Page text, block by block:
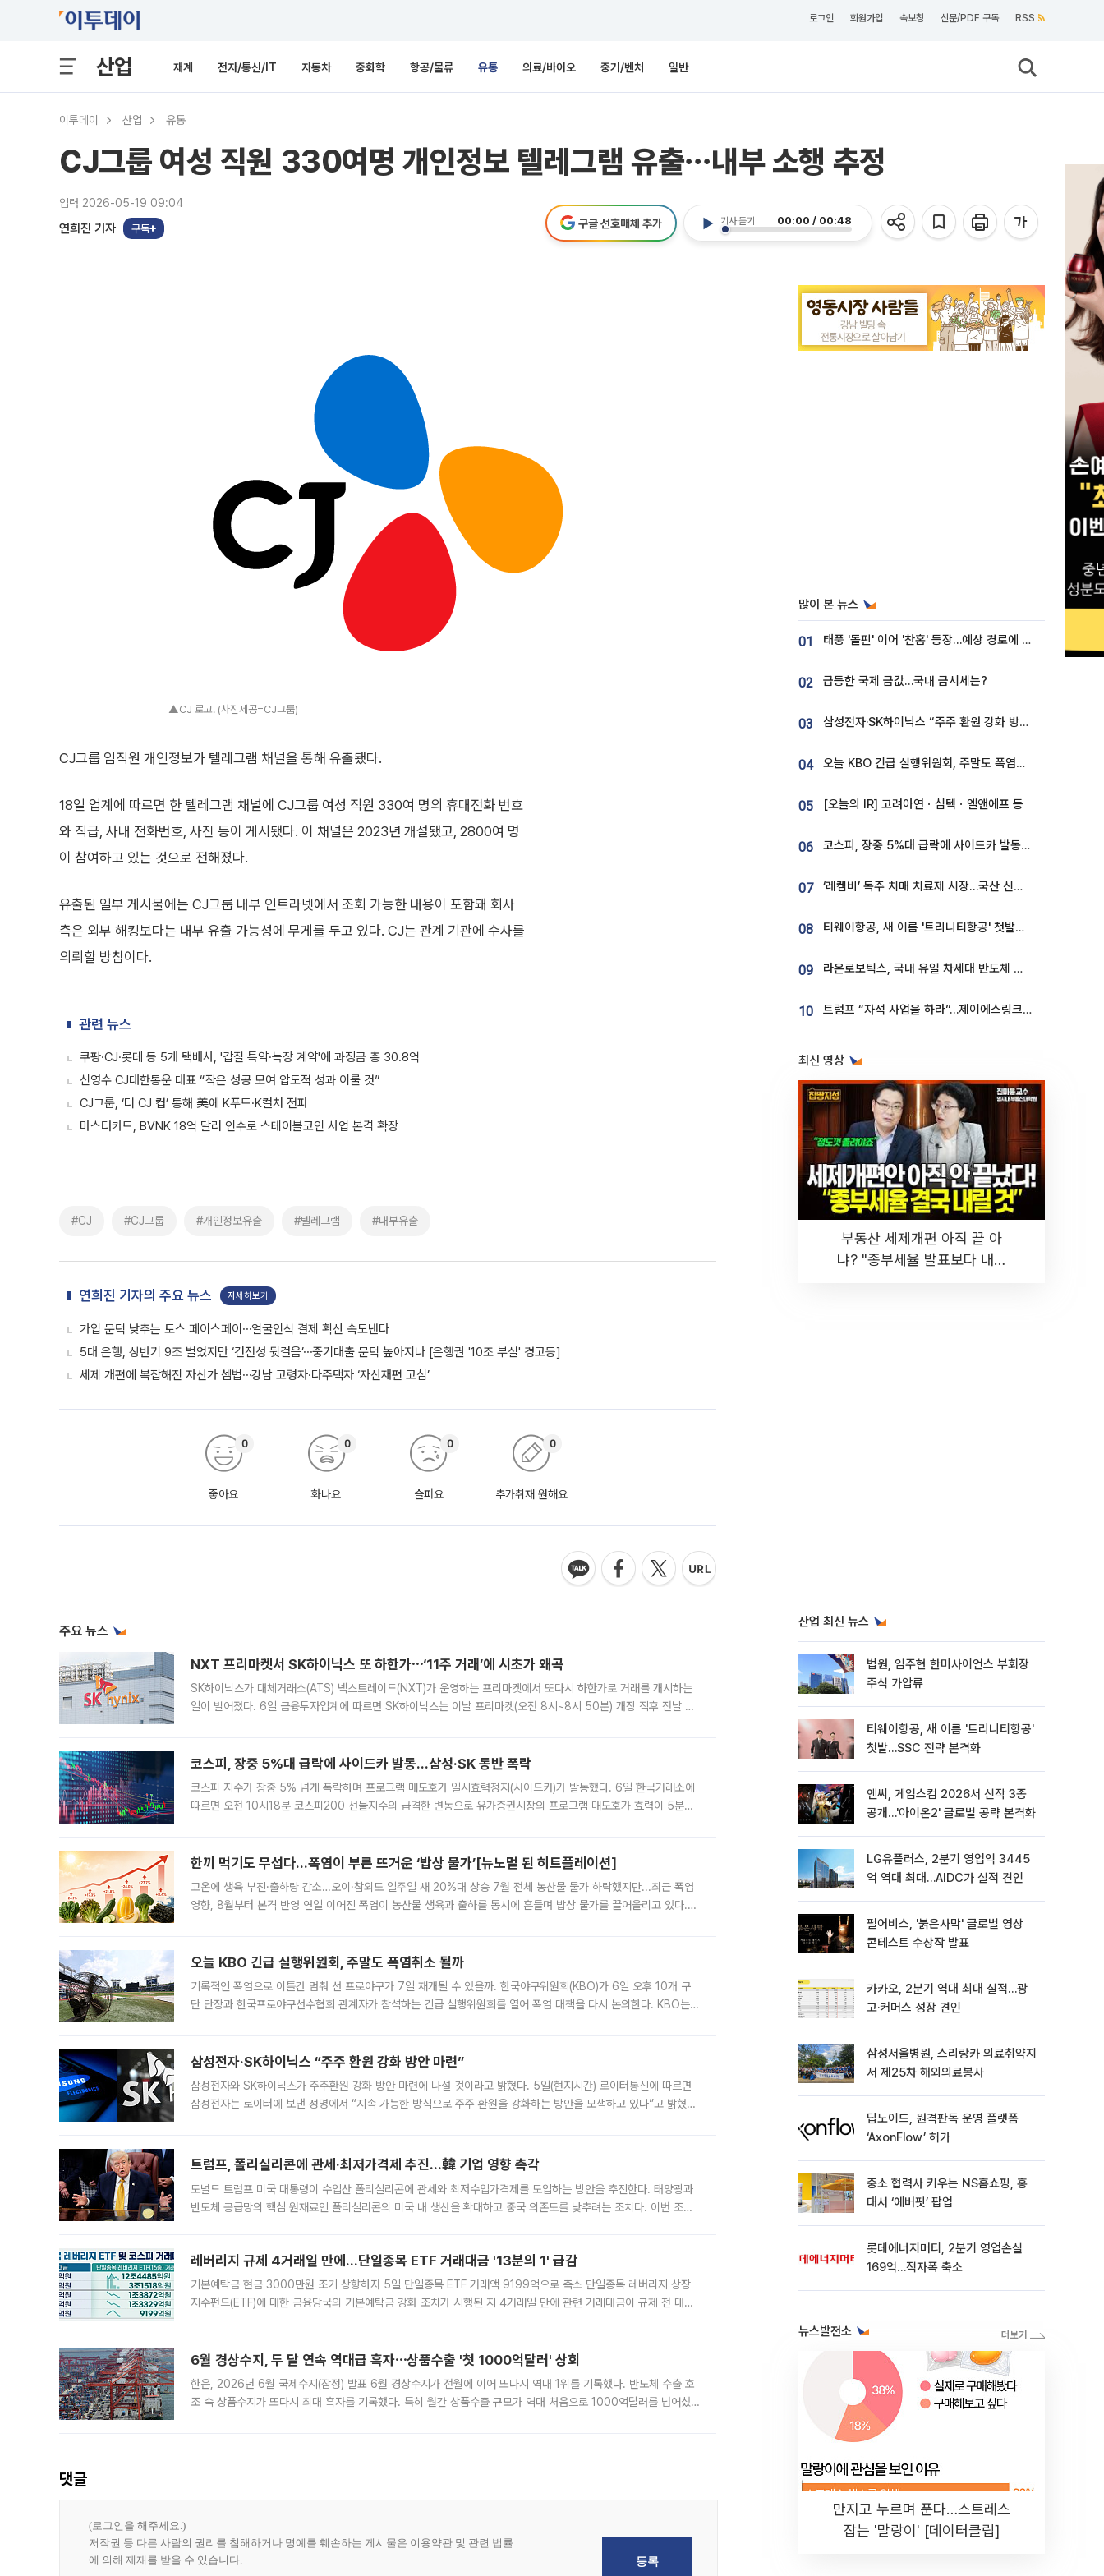
로그인 회원가입 속보창 신문/PDF 구독 RSS
산업 재계 전자/통신/IT 자동차 중화학 항공/물류 유통 의료/바이오 중기/벤처 일반
이투데이 산업 유통
CJ그룹 여성 직원 330여명 개인정보 텔레그램 유출⋯내부 소행 추정
입력 2026-05-19 09:04
연희진 기자 구독
기사 듣기 00:00 / 00:48
구글 선호매체 추가
▲CJ 로고. (사진제공=CJ그룹)
CJ그룹 임직원 개인정보가 텔레그램 채널을 통해 유출됐다.
18일 업계에 따르면 한 텔레그램 채널에 CJ그룹 여성 직원 330여 명의 휴대전화 번호
와 직급, 사내 전화번호, 사진 등이 게시됐다. 이 채널은 2023년 개설됐고, 2800여 명
이 참여하고 있는 것으로 전해졌다.
유출된 일부 게시물에는 CJ그룹 내부 인트라넷에서 조회 가능한 내용이 포함돼 회사
측은 외부 해킹보다는 내부 유출 가능성에 무게를 두고 있다. CJ는 관계 기관에 수사를
의뢰할 방침이다.
관련 뉴스
쿠팡·CJ·롯데 등 5개 택배사, '갑질 특약·늑장 계약'에 과징금 총 30.8억
신영수 CJ대한통운 대표 “작은 성공 모여 압도적 성과 이룰 것”
CJ그룹, ‘더 CJ 컵’ 통해 美에 K푸드·K컬처 전파
마스터카드, BVNK 18억 달러 인수로 스테이블코인 사업 본격 확장
#CJ #CJ그룹 #개인정보유출 #텔레그램 #내부유출
연희진 기자의 주요 뉴스 자세히보기
가입 문턱 낮추는 토스 페이스페이⋯얼굴인식 결제 확산 속도낸다
5대 은행, 상반기 9조 벌었지만 ‘건전성 뒷걸음’⋯중기대출 문턱 높아지나 [은행권 '10조 부실' 경고등]
세제 개편에 복잡해진 자산가 셈법⋯강남 고령자·다주택자 ‘자산재편 고심’
좋아요
0
화나요
0
슬퍼요
0
추가취재 원해요
0
주요 뉴스
NXT 프리마켓서 SK하이닉스 또 하한가⋯‘11주 거래’에 시초가 왜곡
SK하이닉스가 대체거래소(ATS) 넥스트레이드(NXT)가 운영하는 프리마켓에서 또다시 하한가로 거래를 개시하는
일이 벌어졌다. 6일 금융투자업계에 따르면 SK하이닉스는 이날 프리마켓(오전 8시~8시 50분) 개장 직후 전날 정
코스피, 장중 5%대 급락에 사이드카 발동…삼성·SK 동반 폭락
코스피 지수가 장중 5% 넘게 폭락하며 프로그램 매도호가 일시효력정지(사이드카)가 발동했다. 6일 한국거래소에
따르면 오전 10시18분 코스피200 선물지수의 급격한 변동으로 유가증권시장의 프로그램 매도호가 효력이 5분간
한끼 먹기도 무섭다...폭염이 부른 뜨거운 ‘밥상 물가’[뉴노멀 된 히트플레이션]
고온에 생육 부진·출하량 감소…오이·참외도 일주일 새 20%대 상승 7월 전체 농산물 물가 하락했지만...최근 폭염
영향, 8월부터 본격 반영 연일 이어진 폭염이 농산물 생육과 출하를 동시에 흔들며 밥상 물가를 끌어올리고 있다.
오늘 KBO 긴급 실행위원회, 주말도 폭염취소 될까
기록적인 폭염으로 이틀간 멈춰 선 프로야구가 7일 재개될 수 있을까. 한국야구위원회(KBO)가 6일 오후 10개 구
단 단장과 한국프로야구선수협회 관계자가 참석하는 긴급 실행위원회를 열어 폭염 대책을 다시 논의한다. KBO는
삼성전자·SK하이닉스 “주주 환원 강화 방안 마련”
삼성전자와 SK하이닉스가 주주환원 강화 방안 마련에 나설 것이라고 밝혔다. 5일(현지시간) 로이터통신에 따르면
삼성전자는 로이터에 보낸 성명에서 “지속 가능한 방식으로 주주 환원을 강화하는 방안을 모색하고 있다”고 밝혔다.
트럼프, 폴리실리콘에 관세·최저가격제 추진…韓 기업 영향 촉각
도널드 트럼프 미국 대통령이 수입산 폴리실리콘에 관세와 최저수입가격제를 도입하는 방안을 추진한다. 태양광과
반도체 공급망의 핵심 원재료인 폴리실리콘의 미국 내 생산을 확대하고 중국 의존도를 낮추려는 조치다. 이번 조처
레버리지 규제 4거래일 만에…단일종목 ETF 거래대금 '13분의 1' 급감
기본예탁금 현금 3000만원 조기 상향하자 5일 단일종목 ETF 거래액 9199억으로 축소 단일종목 레버리지 상장
지수펀드(ETF)에 대한 금융당국의 기본예탁금 강화 조치가 시행된 지 4거래일 만에 관련 거래대금이 규제 전 대비
6월 경상수지, 두 달 연속 역대급 흑자⋯상품수출 '첫 1000억달러' 상회
한은, 2026년 6월 국제수지(잠정) 발표 6월 경상수지가 전월에 이어 또다시 역대 1위를 기록했다. 반도체 수출 호
조 속 상품수지가 또다시 최대 흑자를 기록했다. 특히 월간 상품수출 규모가 역대 처음으로 1000억달러를 넘어섰
댓글
많이 본 뉴스
01 태풍 '돌핀' 이어 '찬홈' 등장…예상 경로에 한국 '한숨'
02 급등한 국제 금값…국내 금시세는?
03 삼성전자·SK하이닉스 “주주 환원 강화 방안 마련”
04 오늘 KBO 긴급 실행위원회, 주말도 폭염취소 될까
05 [오늘의 IR] 고려아연ㆍ심텍ㆍ엘앤에프 등
06 코스피, 장중 5%대 급락에 사이드카 발동…삼성·SK 동반 폭락
07 ‘레켐비’ 독주 치매 치료제 시장…국산 신약 등장하나
08 티웨이항공, 새 이름 '트리니티항공' 첫발…SSC 전략 본격화
09 라온로보틱스, 국내 유일 차세대 반도체 공정 로봇 개발 ‘고객사 테스트 진행’
10 트럼프 “자석 사업을 하라”…제이에스링크, 비중국 영구자석 공급망 구축 속도
최신 영상
부동산 세제개편 아직 끝 아
냐? "종부세율 발표보다 내릴
산업 최신 뉴스
법원, 임주현 한미사이언스 부회장
주식 가압류
티웨이항공, 새 이름 '트리니티항공'
첫발…SSC 전략 본격화
엔씨, 게임스컴 2026서 신작 3종
공개…'아이온2' 글로벌 공략 본격화
LG유플러스, 2분기 영업익 3445
억 역대 최대…AIDC가 실적 견인
펄어비스, '붉은사막' 글로벌 영상
콘테스트 수상작 발표
카카오, 2분기 역대 최대 실적…광
고·커머스 성장 견인
삼성서울병원, 스리랑카 의료취약지
서 제25차 해외의료봉사
딥노이드, 원격판독 운영 플랫폼
‘AxonFlow’ 허가
중소 협력사 키우는 NS홈쇼핑, 홍
대서 ‘에버핏’ 팝업
롯데에너지머티, 2분기 영업손실
169억…적자폭 축소
뉴스발전소
만지고 누르며 푼다…스트레스
잡는 '말랑이' [데이터클립]